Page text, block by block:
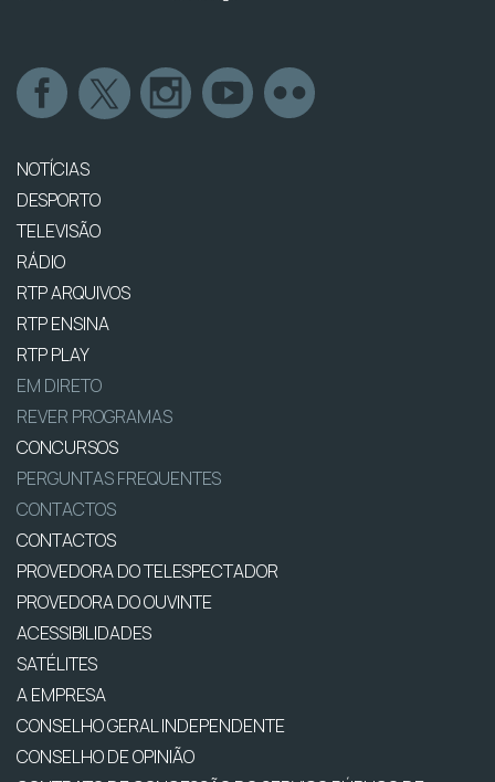
NOTÍCIAS
DESPORTO
TELEVISÃO
RÁDIO
RTP ARQUIVOS
RTP ENSINA
RTP PLAY
EM DIRETO
REVER PROGRAMAS
CONCURSOS
PERGUNTAS FREQUENTES
CONTACTOS
CONTACTOS
PROVEDORA DO TELESPECTADOR
PROVEDORA DO OUVINTE
ACESSIBILIDADES
SATÉLITES
A EMPRESA
CONSELHO GERAL INDEPENDENTE
CONSELHO DE OPINIÃO